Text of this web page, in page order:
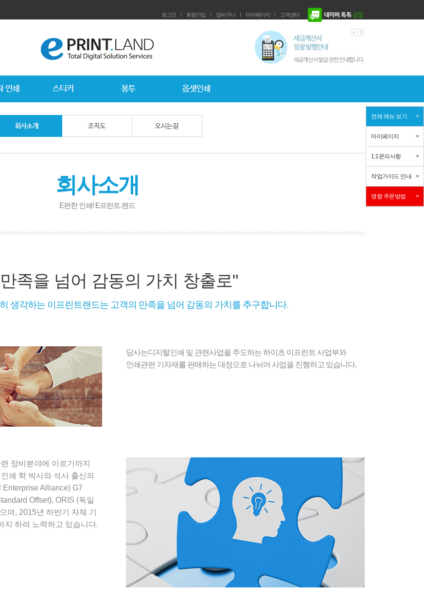
로그인 ㅣ 회원가입 ㅣ 장바구니 ㅣ 마이페이지 ㅣ 고객센터
회사소개
E편한 인쇄! E프린트.랜드
족을 넘어 감동의 가치 창출로"
생각하는 이프린트랜드는 고객의 만족을 넘어 감동의 가치를 추구합니다.
당사는디지털인쇄 및 관련사업을 주도하는 하이츠 이프린트 사업부와
인쇄관련 기자재를 판매하는 대정으로 나뉘어 사업을 진행하고 있습니다.
장비분야에 이르기까지
쇄 학 박사와 석사 출신의
Alliance) G7
Offset), ORIS (독일
며, 2015년 하반기 자체 기
지 하려 노력하고 있습니다.
전체 메뉴 보기
마이페이지
1:1문의사항
작업가이드 안내
명함 주문방법